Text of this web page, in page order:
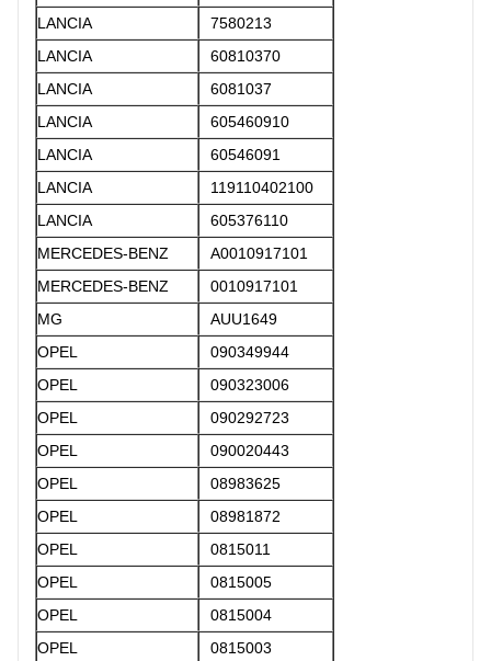
LANCIA
7580213
LANCIA
60810370
LANCIA
6081037
LANCIA
605460910
LANCIA
60546091
LANCIA
119110402100
LANCIA
605376110
MERCEDES-BENZ
A0010917101
MERCEDES-BENZ
0010917101
MG
AUU1649
OPEL
090349944
OPEL
090323006
OPEL
090292723
OPEL
090020443
OPEL
08983625
OPEL
08981872
OPEL
0815011
OPEL
0815005
OPEL
0815004
OPEL
0815003